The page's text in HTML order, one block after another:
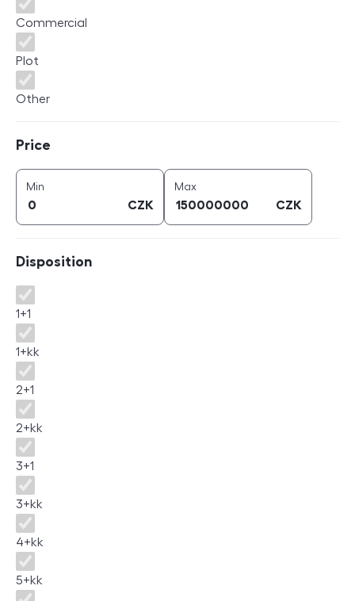
Commercial
Plot
Other
Price
Min
CZK
Maxprice (
CZK
Disposition
Disposition
1+1
1+kk
2+1
2+kk
3+1
3+kk
4+kk
5+kk